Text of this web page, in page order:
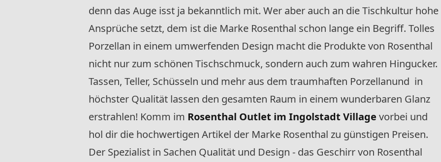
denn das Auge isst ja bekanntlich mit. Wer aber auch an die Tischkultur hohe
Ansprüche setzt, dem ist die Marke Rosenthal schon lange ein Begriff. Tolles
Porzellan in einem umwerfenden Design macht die Produkte von Rosenthal
nicht nur zum schönen Tischschmuck, sondern auch zum wahren Hingucker.
Tassen, Teller, Schüsseln und mehr aus dem traumhaften Porzellanund in
höchster Qualität lassen den gesamten Raum in einem wunderbaren Glanz
erstrahlen! Komm im Rosenthal Outlet im Ingolstadt Village vorbei und
hol dir die hochwertigen Artikel der Marke Rosenthal zu günstigen Preisen.
Der Spezialist in Sachen Qualität und Design - das Geschirr von Rosenthal